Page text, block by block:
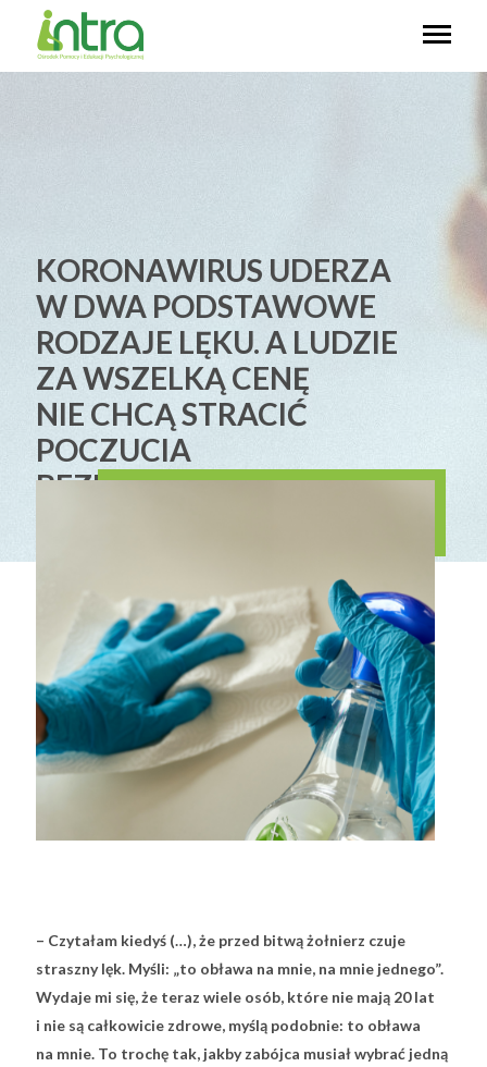
KORONAWIRUS UDERZA
W DWA PODSTAWOWE
RODZAJE LĘKU. A LUDZIE
ZA WSZELKĄ CENĘ
NIE CHCĄ STRACIĆ
POCZUCIA
BEZPIECZEŃSTWA
– Czytałam kiedyś (…), że przed bitwą żołnierz czuje
straszny lęk. Myśli: „to obława na mnie, na mnie jednego”.
Wydaje mi się, że teraz wiele osób, które nie mają 20 lat
i nie są całkowicie zdrowe, myślą podobnie: to obława
na mnie. To trochę tak, jakby zabójca musiał wybrać jedną